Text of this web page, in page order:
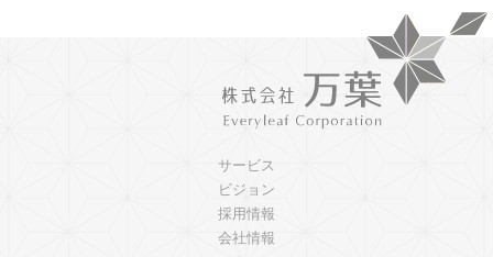
サービス
ビジョン
採用情報
会社情報